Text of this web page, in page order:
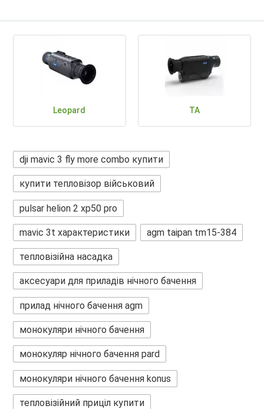
Leopard TA
dji mavic 3 fly more combo купити
купити тепловізор військовий
pulsar helion 2 xp50 pro
mavic 3t характеристики agm taipan tm15-384
тепловізійна насадка
аксесуари для приладів нічного бачення
прилад нічного бачення agm
монокуляри нічного бачення
монокуляр нічного бачення pard
монокуляри нічного бачення konus
тепловізійний приціл купити